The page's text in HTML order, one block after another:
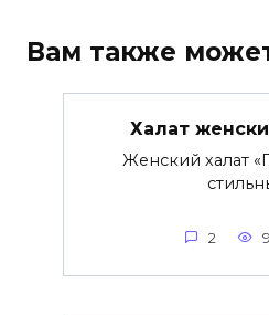
Вам также
Халат
Женский халат
2